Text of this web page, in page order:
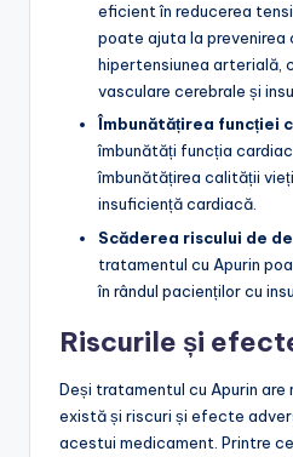
eficient în reducerea
poate ajuta la
hipertensiunea arterială,
vasculare cerebrale și
Îmbunătățirea funcției
îmbunătăți funcția
îmbunătățirea calității
insuficiență cardiacă.
Scăderea riscului de
tratamentul cu Apurin
în rândul pacienților cu
Riscurile și
Deși tratamentul cu Apurin are
există și riscuri și efecte
acestui medicament. Printre